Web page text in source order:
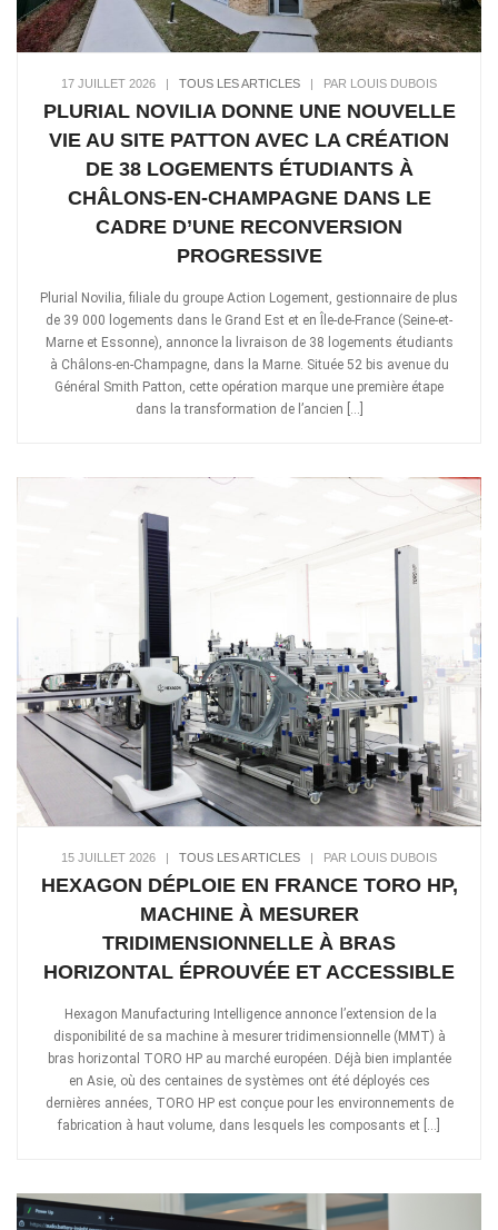
17 JUILLET 2026 | TOUS LES ARTICLES | PAR LOUIS DUBOIS
PLURIAL NOVILIA DONNE UNE NOUVELLE
VIE AU SITE PATTON AVEC LA CRÉATION
DE 38 LOGEMENTS ÉTUDIANTS À
CHÂLONS-EN-CHAMPAGNE DANS LE
CADRE D’UNE RECONVERSION
PROGRESSIVE
Plurial Novilia, filiale du groupe Action Logement, gestionnaire de plus
de 39 000 logements dans le Grand Est et en Île-de-France (Seine-et-
Marne et Essonne), annonce la livraison de 38 logements étudiants
à Châlons-en-Champagne, dans la Marne. Située 52 bis avenue du
Général Smith Patton, cette opération marque une première étape
dans la transformation de l’ancien […]
15 JUILLET 2026 | TOUS LES ARTICLES | PAR LOUIS DUBOIS
HEXAGON DÉPLOIE EN FRANCE TORO HP,
MACHINE À MESURER
TRIDIMENSIONNELLE À BRAS
HORIZONTAL ÉPROUVÉE ET ACCESSIBLE
Hexagon Manufacturing Intelligence annonce l’extension de la
disponibilité de sa machine à mesurer tridimensionnelle (MMT) à
bras horizontal TORO HP au marché européen. Déjà bien implantée
en Asie, où des centaines de systèmes ont été déployés ces
dernières années, TORO HP est conçue pour les environnements de
fabrication à haut volume, dans lesquels les composants et […]